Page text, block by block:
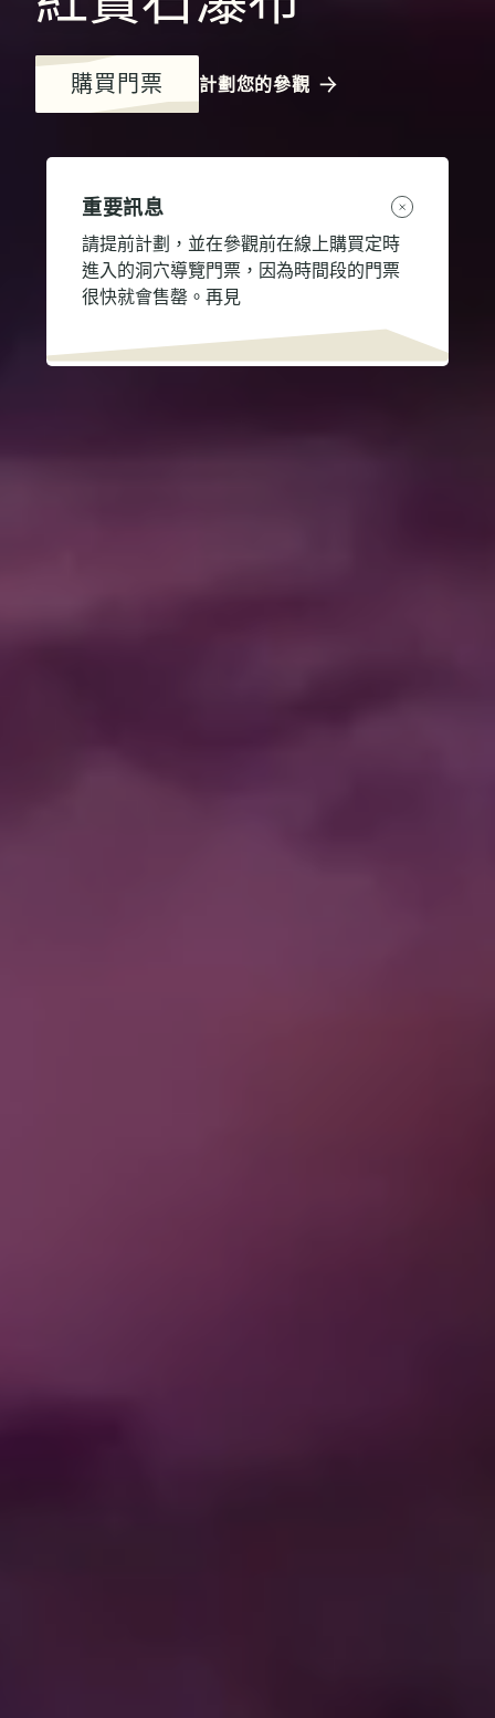
購買門票 計劃您的參觀
重要訊息
請提前計劃，並在參觀前在線上購買定時
進入的洞穴導覽門票，因為時間段的門票
很快就會售罄。再見